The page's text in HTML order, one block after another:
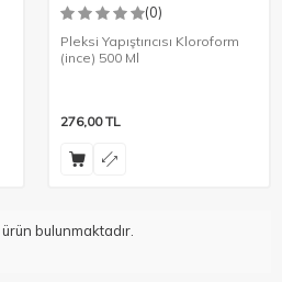
(0)
Pleksi Yapıştırıcısı Kloroform
(ince) 500 Ml
276,00TL
ürün bulunmaktadır.